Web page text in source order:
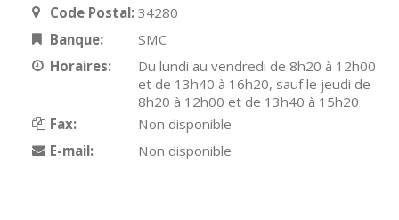
Code Postal: 34280
Banque:
SMC
Horaires:
Du lundi au vendredi de 8h20 à 12h00
et de 13h40 à 16h20, sauf le jeudi de
8h20 à 12h00 et de 13h40 à 15h20
Fax:
Non disponible
E-mail:
Non disponible